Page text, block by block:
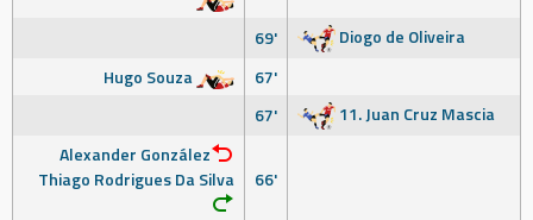
69'
Diogo de Oliveira
Hugo Souza
67'
67'
11. Juan Cruz Mascia
Alexander González
Thiago Rodrigues Da Silva
66'